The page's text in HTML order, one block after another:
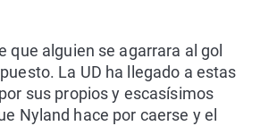
que alguien se agarrara al gol
La UD ha llegado a estas
sus propios y escasísimos
Nyland hace por caerse y el